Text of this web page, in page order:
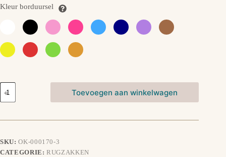
Kleur borduursel
Rugzak
Biscuit
aantal
Toevoegen aan winkelwagen
SKU:OK-000170-3
CATEGORIE:RUGZAKKEN